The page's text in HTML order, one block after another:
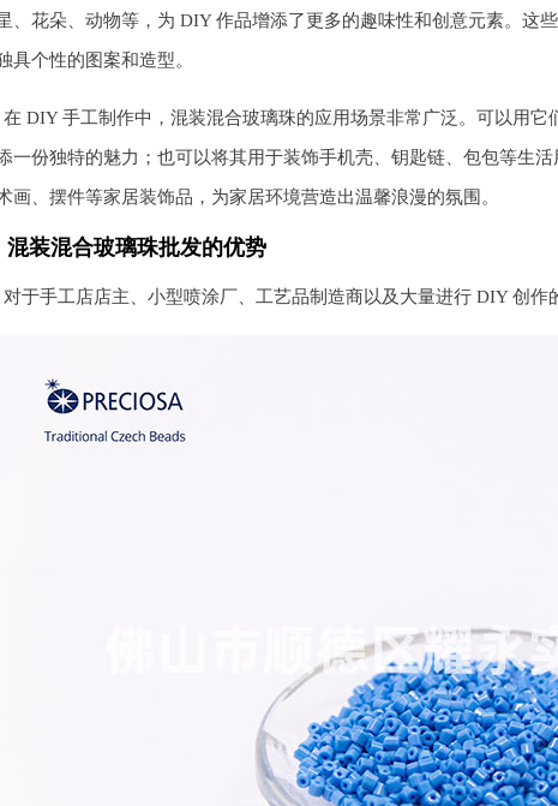
、花朵、动物等，为 DIY 作品增添了更多的趣味性和创意元素。这
具个性的图案和造型。
在 DIY 手工制作中，混装混合玻璃珠的应用场景非常广泛。可以用
一份独特的魅力；也可以将其用于装饰手机壳、钥匙链、包包等生
画、摆件等家居装饰品，为家居环境营造出温馨浪漫的氛围。
混装混合玻璃珠批发的优势
对于手工店店主、小型喷涂厂、工艺品制造商以及大量进行 DIY 创作